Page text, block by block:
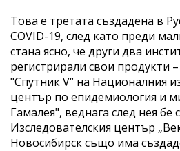
Това е третата създадена в
COVID-19, след като преди
стана ясно, че други два
регистрирали свои продукти
"Спутник V“ на Националния
център по епидемиология и
Гамалея", веднага след нея бе
Изследователския център
Новосибирск също има